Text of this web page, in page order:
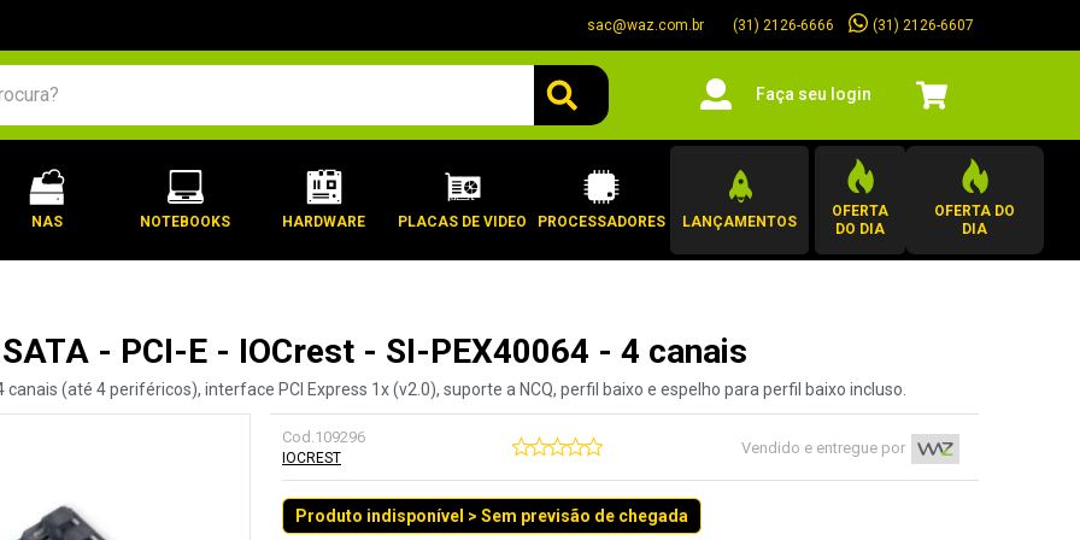
sac@waz.com.br (31) 2126-6666 (31) 2126-6607
Faça seu login
NAS NOTEBOOKS HARDWARE PLACAS DE VIDEO PROCESSADORES LANÇAMENTOS
OFERTA
DO DIA
OFERTA DO
DIA
- PCI-E - IOCrest - SI-PEX40064 - 4 canais
(até 4 periféricos), interface PCI Express 1x (v2.0), suporte a NCQ, perfil baixo e espelho para perfil baixo incluso.
Cod.109296
IOCREST
Vendido e entregue por
Produto indisponível > Sem previsão de chegada